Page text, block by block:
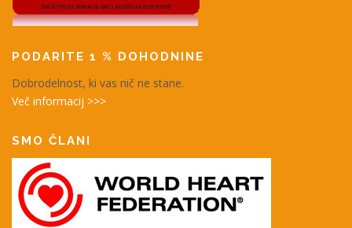
PODARITE 1 % DOHODNINE
Dobrodelnost, ki vas nič ne stane.
Več informacij >>>
SMO ČLANI